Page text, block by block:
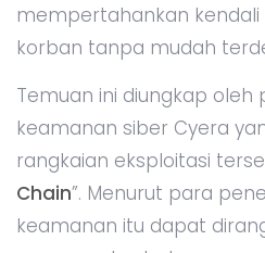
mempertahankan
korban tanpa mudah
Temuan ini diungkap oleh
keamanan siber Cyera
rangkaian eksploitasi
Chain”. Menurut para
keamanan itu dapat